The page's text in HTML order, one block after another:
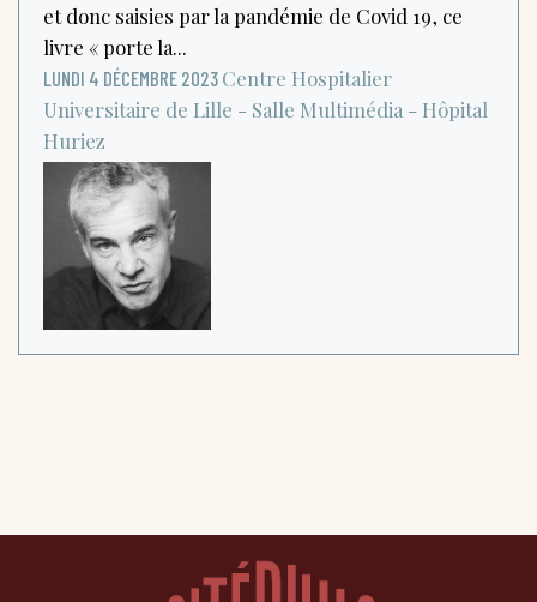
et donc saisies par la pandémie de Covid 19, ce
livre « porte la...
LUNDI 4 DÉCEMBRE 2023 Centre Hospitalier
Universitaire de Lille - Salle Multimédia - Hôpital
Huriez